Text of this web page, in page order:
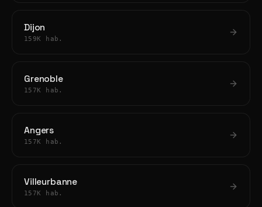
Dijon
159K hab.
Grenoble
157K hab.
Angers
157K hab.
Villeurbanne
157K hab.